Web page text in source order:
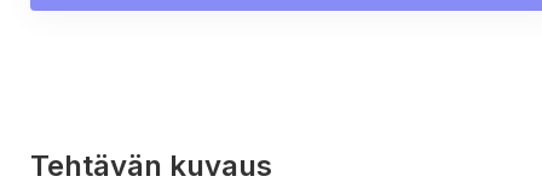
Tehtävän kuvaus